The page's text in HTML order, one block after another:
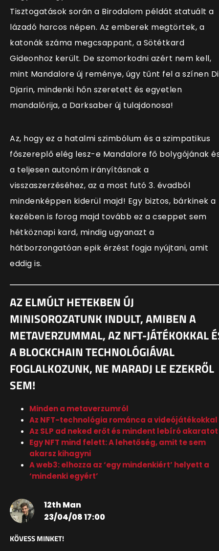
Tisztogatások során a Birodalom példát statuált a
lázadó harcos népen. Az emberek megtörtek, a
katonák száma megcsappant, a Sötétkard
Gideonhoz került. De szomorkodni azért nem kell,
mint Mandalore új reménye, úgy tűnt fel a színen
Djarin, mindenki hőn szeretett és egyetlen
mandalórija, a Darksaber új tulajdonosa!
Az, hogy ez a hatalmi szimbólum és a szimpatikus
főszereplő elég lesz-e Mandalore fő bolygójának
a teljesen autonóm irányításnak a
visszaszerzéséhez, az a most futó 3. évadból
mindenképpen kiderül majd! Egy biztos, bárkinek a
kezében is forog majd tovább ez a cseppet sem
hétköznapi kard, mindig ugyanazt a
hátborzongatóan epik érzést fogja nyújtani, amit
eddig is.
AZ ELMÚLT HETEKBEN ÚJ
MINISOROZATUNK INDULT, AMIBEN A
METAVERZUMMAL, AZ NFT-JÁTÉKOKKAL
A BLOCKCHAIN TECHNOLÓGIÁVAL
FOGLALKOZUNK, NE MARADJ LE EZEKRŐL
SEM!
Minden a metaverzumról
Az NFT-technológia románca a videójátékokkal
Az SLP ad neked erőt és mindent lebíró akaratot
Egy NFT mind felett: A lehetőség, amit te sem
akarsz kihagyni
A web3: elhozza az ‘egy mindenkiért’ helyett a
‘mindenki egyért’
12th Man
23/04/08 17:00
KÖVESS MINKET!